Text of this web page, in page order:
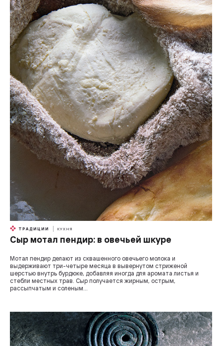
ТРАДИЦИИ КУХНЯ
Сыр мотал пендир: в овечьей шкуре
Мотал пендир делают из сквашенного овечьего молока и
выдерживают три-четыре месяца в вывернутом стриженой
шерстью внутрь бурдюке, добавляя иногда для аромата листья и
стебли местных трав. Сыр получается жирным, острым,
рассыпчатым и соленым...